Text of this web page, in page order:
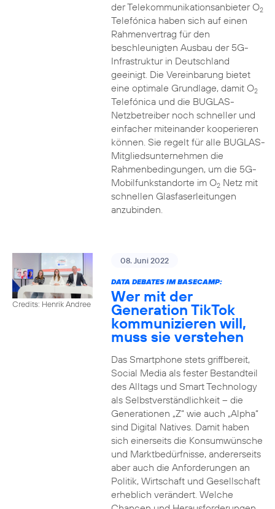
der Telekommunikationsanbieter O2
Telefónica haben sich auf einen
Rahmenvertrag für den
beschleunigten Ausbau der 5G-
Infrastruktur in Deutschland
geeinigt. Die Vereinbarung bietet
eine optimale Grundlage, damit O2
Telefónica und die BUGLAS-
Netzbetreiber noch schneller und
einfacher miteinander kooperieren
können. Sie regelt für alle BUGLAS-
Mitgliedsunternehmen die
Rahmenbedingungen, um die 5G-
Mobilfunkstandorte im O2Netz mit
schnellen Glasfaserleitungen
anzubinden.
Credits: Henrik Andree
08. Juni 2022
DATA DEBATES IM BASECAMP:
Wer mit der
Generation TikTok
kommunizieren will,
muss sie verstehen
Das Smartphone stets griffbereit,
Social Media als fester Bestandteil
des Alltags und Smart Technology
als Selbstverständlichkeit – die
Generationen „Z“ wie auch „Alpha“
sind Digital Natives. Damit haben
sich einerseits die Konsumwünsche
und Marktbedürfnisse, andererseits
aber auch die Anforderungen an
Politik, Wirtschaft und Gesellschaft
erheblich verändert. Welche